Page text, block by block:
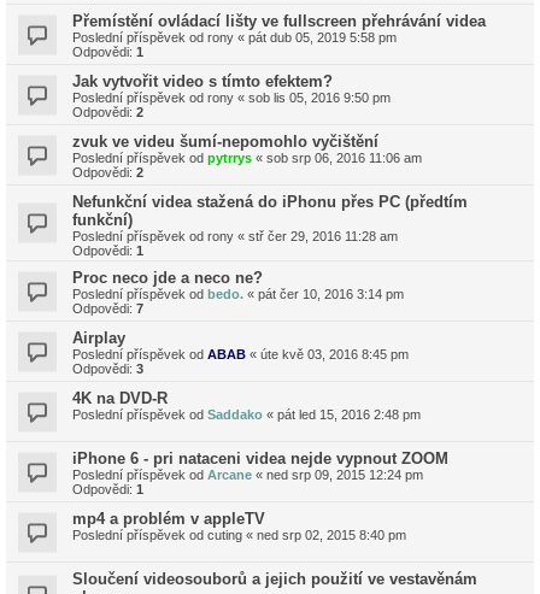
Přemístění ovládací lišty ve fullscreen přehrávání videa
Poslední příspěvek od rony « pát dub 05, 2019 5:58 pm
Odpovědi: 1
Jak vytvořit video s tímto efektem?
Poslední příspěvek od rony « sob lis 05, 2016 9:50 pm
Odpovědi: 2
zvuk ve videu šumí-nepomohlo vyčištění
Poslední příspěvek od pytrrys « sob srp 06, 2016 11:06 am
Odpovědi: 2
Nefunkční videa stažená do iPhonu přes PC (předtím
funkční)
Poslední příspěvek od rony « stř čer 29, 2016 11:28 am
Odpovědi: 1
Proc neco jde a neco ne?
Poslední příspěvek od bedo. « pát čer 10, 2016 3:14 pm
Odpovědi: 7
Airplay
Poslední příspěvek od ABAB « úte kvě 03, 2016 8:45 pm
Odpovědi: 3
4K na DVD-R
Poslední příspěvek od Saddako « pát led 15, 2016 2:48 pm
iPhone 6 - pri nataceni videa nejde vypnout ZOOM
Poslední příspěvek od Arcane « ned srp 09, 2015 12:24 pm
Odpovědi: 1
mp4 a problém v appleTV
Poslední příspěvek od cuting « ned srp 02, 2015 8:40 pm
Sloučení videosouborů a jejich použití ve vestavěnám